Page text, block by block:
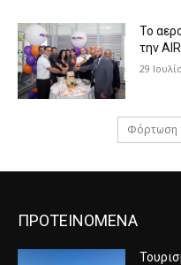
Το
την
29
Φόρτωση
ΠΡΟΤΕΙΝΟΜΕΝΑ